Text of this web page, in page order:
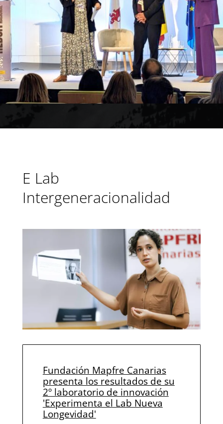
E Lab
Intergeneracionalidad
Fundación Mapfre Canarias
presenta los resultados de su
2º laboratorio de innovación
'Experimenta el Lab Nueva
Longevidad'